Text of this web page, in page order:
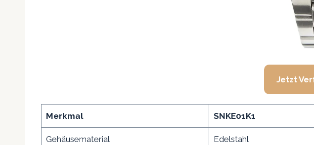
Jetzt
Merkmal SNKE01K1
Gehäusematerial Edelstahl